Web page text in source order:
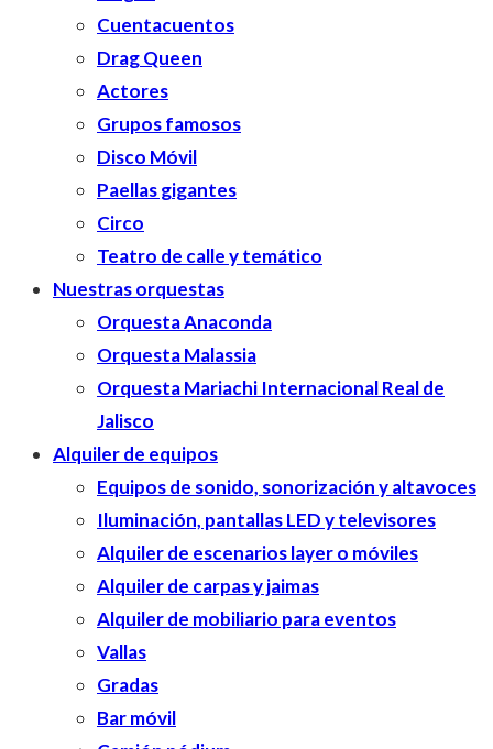
Cuentacuentos
Drag Queen
Actores
Grupos famosos
Disco Móvil
Paellas gigantes
Circo
Teatro de calle y temático
Nuestras orquestas
Orquesta Anaconda
Orquesta Malassia
Orquesta Mariachi Internacional Real de
Jalisco
Alquiler de equipos
Equipos de sonido, sonorización y altavoces
Iluminación, pantallas LED y televisores
Alquiler de escenarios layer o móviles
Alquiler de carpas y jaimas
Alquiler de mobiliario para eventos
Vallas
Gradas
Bar móvil